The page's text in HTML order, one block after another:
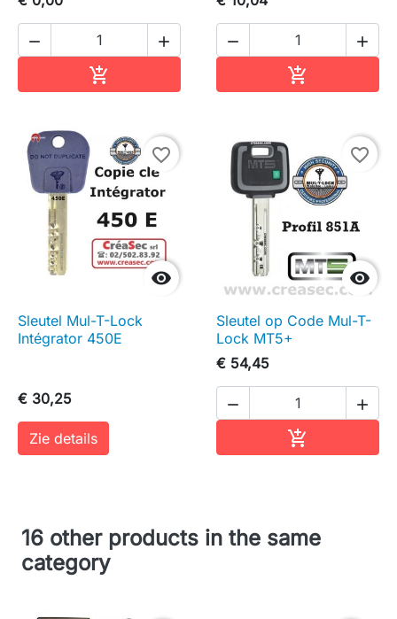
 

 


favorite_border
Sleutel Mul-T-Lock
Intégrator 450E
€ 30,25
Zie details

favorite_border
Sleutel op Code Mul-T-
Lock MT5+
€ 54,45
 

16 other products in the same
category